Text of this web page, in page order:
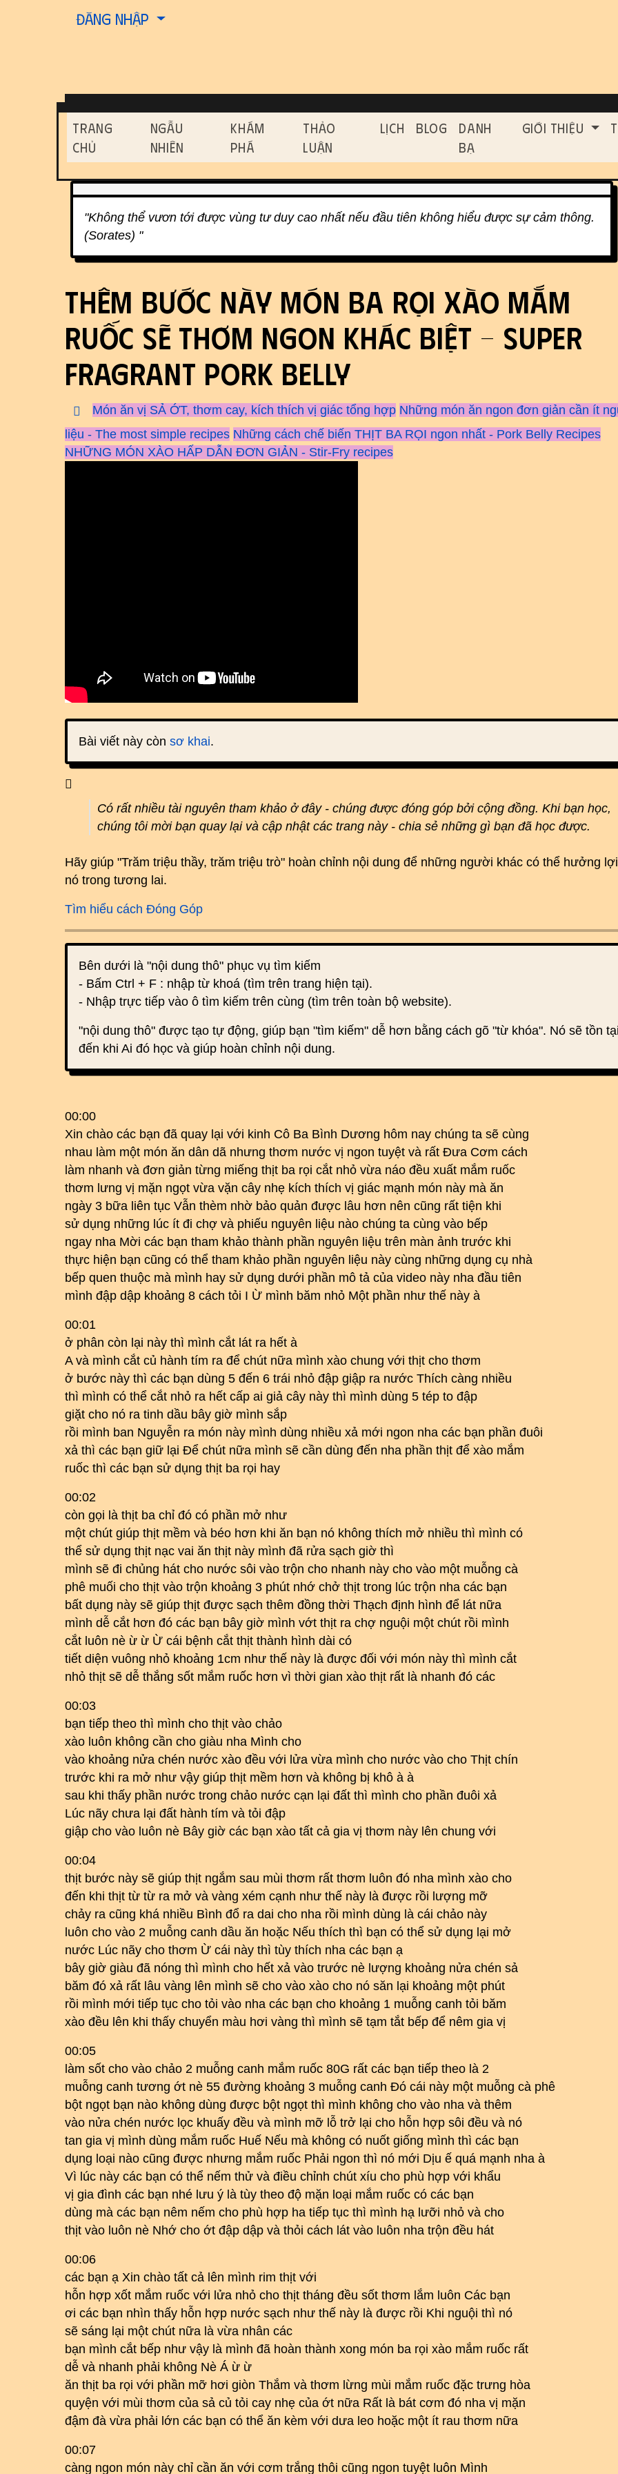
Site identity, navigation, etc.
Đăng nhập
Navigation and related functionality and
Trang
Chủ
Ngẫu
Nhiên
Khám
Phá
Thảo
Luận
Lịch Blog
Danh
Bạ
Giới Thiệu
Related content
"Không thể vươn tới được vùng tư duy cao nhất nếu đầu tiên không hiểu được sự cảm thông.
(Sorates) "
Thêm bước này món Ba Rọi Xào Mắm
Ruốc sẽ thơm ngon khác biệt - Super
Fragrant Pork Belly
Món ăn vị SẢ ỚT, thơm cay, kích thích vị giác tổng hợp Những món ăn ngon đơn giản cần ít
liệu - The most simple recipes Những cách chế biến THỊT BA RỌI ngon nhất - Pork Belly Recipes
NHỮNG MÓN XÀO HẤP DẪN ĐƠN GIẢN - Stir-Fry recipes
Bài viết này còn sơ khai.
Có rất nhiều tài nguyên tham khảo ở đây - chúng được đóng góp bởi cộng đồng. Khi bạn học,
chúng tôi mời bạn quay lại và cập nhật các trang này - chia sẻ những gì bạn đã học được.
Hãy giúp "Trăm triệu thầy, trăm triệu trò" hoàn chỉnh nội dung để những người khác có thể hưởng
nó trong tương lai.
Tìm hiểu cách Đóng Góp
Bên dưới là "nội dung thô" phục vụ tìm kiếm
- Bấm Ctrl + F : nhập từ khoá (tìm trên trang hiện tại).
- Nhập trực tiếp vào ô tìm kiếm trên cùng (tìm trên toàn bộ website).
"nội dung thô" được tạo tự động, giúp bạn "tìm kiếm" dễ hơn bằng cách gõ "từ khóa". Nó sẽ tồn
đến khi Ai đó học và giúp hoàn chỉnh nội dung.
00:00
Xin chào các bạn đã quay lại với kinh Cô Ba Bình Dương hôm nay chúng ta sẽ cùng
nhau làm một món ăn dân dã nhưng thơm nước vị ngon tuyệt và rất Đưa Cơm cách
làm nhanh và đơn giản từng miếng thịt ba rọi cắt nhỏ vừa náo đều xuất mắm ruốc
thơm lưng vị mặn ngọt vừa vặn cây nhẹ kích thích vị giác mạnh món này mà ăn
ngày 3 bữa liên tục Vẫn thèm nhờ bảo quản được lâu hơn nên cũng rất tiện khi
sử dụng những lúc ít đi chợ và phiếu nguyên liệu nào chúng ta cùng vào bếp
ngay nha Mời các bạn tham khảo thành phần nguyên liệu trên màn ảnh trước khi
thực hiện bạn cũng có thể tham khảo phần nguyên liệu này cùng những dụng cụ nhà
bếp quen thuộc mà mình hay sử dụng dưới phần mô tả của video này nha đầu tiên
mình đập dập khoảng 8 cách tỏi I Ừ mình băm nhỏ Một phần như thế này à
00:01
ở phân còn lại này thì mình cắt lát ra hết à
A và mình cắt củ hành tím ra để chút nữa mình xào chung với thịt cho thơm
ở bước này thì các bạn dùng 5 đến 6 trái nhỏ đập giập ra nước Thích càng nhiều
thì mình có thể cắt nhỏ ra hết cấp ai giả cây này thì mình dùng 5 tép to đập
giặt cho nó ra tinh dầu bây giờ mình sắp
rồi mình ban Nguyễn ra món này mình dùng nhiều xả mới ngon nha các bạn phần đuôi
xả thì các bạn giữ lại Để chút nữa mình sẽ cần dùng đến nha phần thịt để xào mắm
ruốc thì các bạn sử dụng thịt ba rọi hay
00:02
còn gọi là thịt ba chỉ đó có phần mở như
một chút giúp thịt mềm và béo hơn khi ăn bạn nó không thích mở nhiều thì mình có
thể sử dụng thịt nạc vai ăn thịt này mình đã rửa sạch giờ thì
mình sẽ đi chủng hát cho nước sôi vào trộn cho nhanh này cho vào một muỗng cà
phê muối cho thịt vào trộn khoảng 3 phút nhớ chở thịt trong lúc trộn nha các bạn
bất dụng này sẽ giúp thịt được sạch thêm đồng thời Thạch định hình để lát nữa
mình dễ cắt hơn đó các bạn bây giờ mình vớt thịt ra chợ nguội một chút rồi mình
cắt luôn nè ừ ừ Ừ cái bệnh cắt thịt thành hình dài có
tiết diện vuông nhỏ khoảng 1cm như thế này là được đối với món này thì mình cắt
nhỏ thịt sẽ dễ thắng sốt mắm ruốc hơn vì thời gian xào thịt rất là nhanh đó các
00:03
bạn tiếp theo thì mình cho thịt vào chảo
xào luôn không cần cho giàu nha Mình cho
vào khoảng nửa chén nước xào đều với lửa vừa mình cho nước vào cho Thịt chín
trước khi ra mở như vậy giúp thịt mềm hơn và không bị khô à à
sau khi thấy phần nước trong chảo nước cạn lại đất thì mình cho phần đuôi xả
Lúc nãy chưa lại đất hành tím và tỏi đập
giập cho vào luôn nè Bây giờ các bạn xào tất cả gia vị thơm này lên chung với
00:04
thịt bước này sẽ giúp thịt ngắm sau mùi thơm rất thơm luôn đó nha mình xào cho
đến khi thịt từ từ ra mở và vàng xém cạnh như thế này là được rồi lượng mỡ
chảy ra cũng khá nhiều Bình đổ ra dai cho nha rồi mình dùng là cái chảo này
luôn cho vào 2 muỗng canh dầu ăn hoặc Nếu thích thì bạn có thể sử dụng lại mở
nước Lúc nãy cho thơm Ừ cái này thì tùy thích nha các bạn ạ
bây giờ giàu đã nóng thì mình cho hết xả vào trước nè lượng khoảng nửa chén sả
băm đó xả rất lâu vàng lên mình sẽ cho vào xào cho nó săn lại khoảng một phút
rồi mình mới tiếp tục cho tỏi vào nha các bạn cho khoảng 1 muỗng canh tỏi băm
xào đều lên khi thấy chuyển màu hơi vàng thì mình sẽ tạm tắt bếp để nêm gia vị
00:05
làm sốt cho vào chảo 2 muỗng canh mắm ruốc 80G rất các bạn tiếp theo là 2
muỗng canh tương ớt nè 55 đường khoảng 3 muỗng canh Đó cái này một muỗng cà phê
bột ngọt bạn nào không dùng được bột ngọt thì mình không cho vào nha và thêm
vào nửa chén nước lọc khuấy đều và mình mỡ lỗ trở lại cho hỗn hợp sôi đều và nó
tan gia vị mình dùng mắm ruốc Huế Nếu mà không có nuốt giống mình thì các bạn
dụng loại nào cũng được nhưng mắm ruốc Phải ngon thì nó mới Dịu ế quá mạnh nha à
Vì lúc này các bạn có thể nếm thử và điều chỉnh chút xíu cho phù hợp với khẩu
vị gia đình các bạn nhé lưu ý là tùy theo độ mặn loại mắm ruốc có các bạn
dùng mà các bạn nêm nếm cho phù hợp ha tiếp tục thì mình hạ lưỡi nhỏ và cho
thịt vào luôn nè Nhớ cho ớt đập dập và thỏi cách lát vào luôn nha trộn đều hát
00:06
các bạn ạ Xin chào tất cả lên mình rim thịt với
hỗn hợp xốt mắm ruốc với lửa nhỏ cho thịt tháng đều sốt thơm lắm luôn Các bạn
ơi các bạn nhìn thấy hỗn hợp nước sạch như thế này là được rồi Khi nguội thì nó
sẽ sáng lại một chút nữa là vừa nhân các
bạn mình cắt bếp như vậy là mình đã hoàn thành xong món ba rọi xào mắm ruốc rất
dễ và nhanh phải không Nè Á ừ ừ
ăn thịt ba rọi với phần mỡ hơi giòn Thắm và thơm lừng mùi mắm ruốc đặc trưng hòa
quyện với mùi thơm của sả củ tỏi cay nhẹ của ớt nữa Rất là bát cơm đó nha vị mặn
đậm đà vừa phải lớn các bạn có thể ăn kèm với dưa leo hoặc một ít rau thơm nữa
00:07
càng ngon món này chỉ cần ăn với cơm trắng thôi cũng ngon tuyệt luôn Mình